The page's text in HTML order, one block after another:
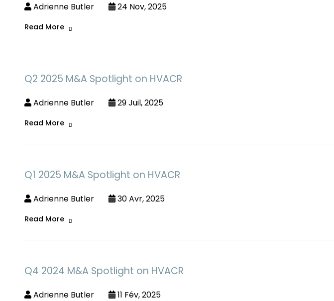
Adrienne Butler 24 Nov, 2025
Read More
Q2 2025 M&A Spotlight on HVACR
Adrienne Butler 29 Juil, 2025
Read More
Q1 2025 M&A Spotlight on HVACR
Adrienne Butler 30 Avr, 2025
Read More
Q4 2024 M&A Spotlight on HVACR
Adrienne Butler 11 Fév, 2025